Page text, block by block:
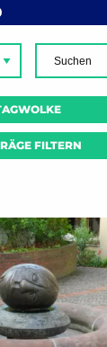
FILTERN